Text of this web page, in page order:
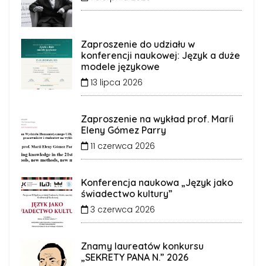
Zaproszenie do udziału w
konferencji naukowej: Język a duże
modele językowe
13 lipca 2026
Zaproszenie na wykład prof. Maríi
Eleny Gómez Parry
11 czerwca 2026
Konferencja naukowa „Język jako
świadectwo kultury”
3 czerwca 2026
Znamy laureatów konkursu
„SEKRETY PANA N.” 2026